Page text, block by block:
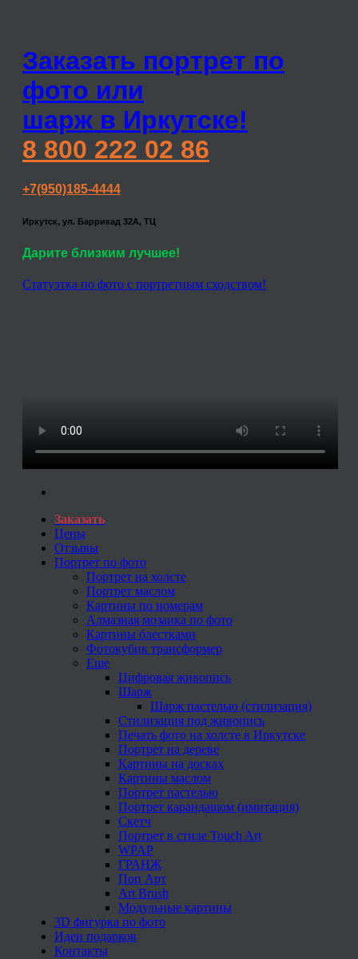
Заказать портрет по
фото или
шарж в Иркутске!
8 800 222 02 86
+7(950)185-4444
Иркутск, ул. Баррикад 32А, ТЦ
Дарите близким лучшее!
Статуэтка по фото с портретным сходством!
Заказать
Цены
Отзывы
Портрет по фото
Портрет на холсте
Портрет маслом
Картины по номерам
Алмазная мозаика по фото
Картины блестками
Фотокубик трансформер
Еще
Цифровая живопись
Шарж
Шарж пастелью (стилизация)
Стилизация под живопись
Печать фото на холсте в Иркутске
Портрет на дереве
Картины на досках
Картины маслом
Портрет пастелью
Портрет карандашом (имитация)
Скетч
Портрет в стиле Touch Art
WPAP
ГРАНЖ
Поп Арт
Art Brush
Модульные картины
3D фигурка по фото
Идеи подарков
Контакты